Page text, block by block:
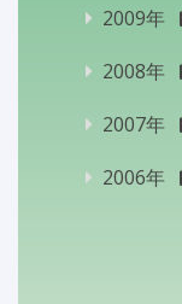
2009年
2008年
2007年
2006年